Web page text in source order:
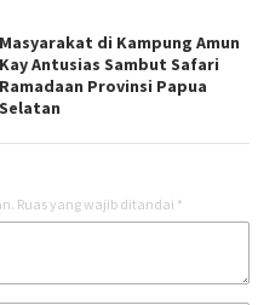
Masyarakat di Kampung Amun
Kay Antusias Sambut Safari
Ramadaan Provinsi Papua
Selatan
Ruas yang wajib ditandai *